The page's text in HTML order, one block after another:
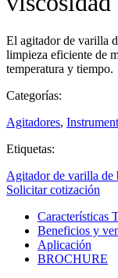
El agitador de varilla
limpieza eficiente de
temperatura y tiempo.
Categorías:
Agitadores,
Etiquetas:
Agitador de varilla de
Solicitar cotización
Características
Beneficios y
Aplicación
BROCHURE